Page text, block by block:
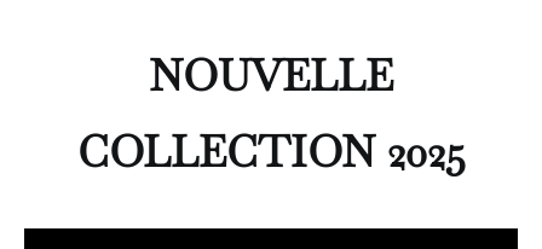
NOUVELLE
COLLECTION 2025